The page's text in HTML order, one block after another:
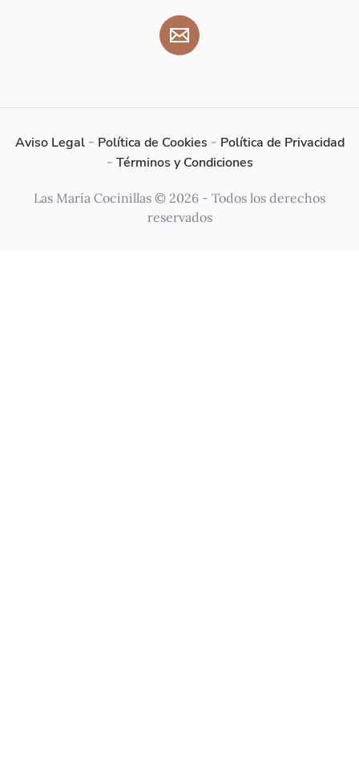
Aviso Legal- Política de Cookies - Política de Privacidad
- Términos y Condiciones
Las María Cocinillas © 2026 - Todos los derechos
reservados